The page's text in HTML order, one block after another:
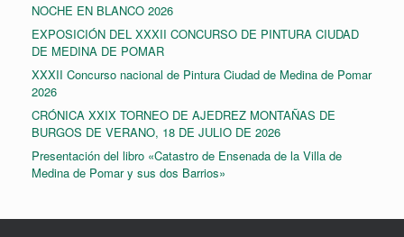
NOCHE EN BLANCO 2026
EXPOSICIÓN DEL XXXII CONCURSO DE PINTURA CIUDAD
DE MEDINA DE POMAR
XXXII Concurso nacional de Pintura Ciudad de Medina de Pomar
2026
CRÓNICA XXIX TORNEO DE AJEDREZ MONTAÑAS DE
BURGOS DE VERANO, 18 DE JULIO DE 2026
Presentación del libro «Catastro de Ensenada de la Villa de
Medina de Pomar y sus dos Barrios»